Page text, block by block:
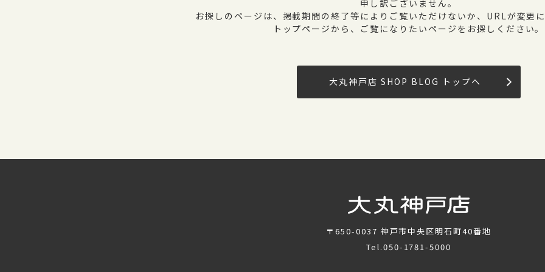
申し訳ございません。
お探しのページは、掲載期間の終了等によりご覧いただけないか、URLが変更に
トップページから、ご覧になりたいページをお探しください。
大丸神戸店 SHOP BLOG トップへ
〒650-0037 神戸市中央区明石町40番地
Tel.050-1781-5000